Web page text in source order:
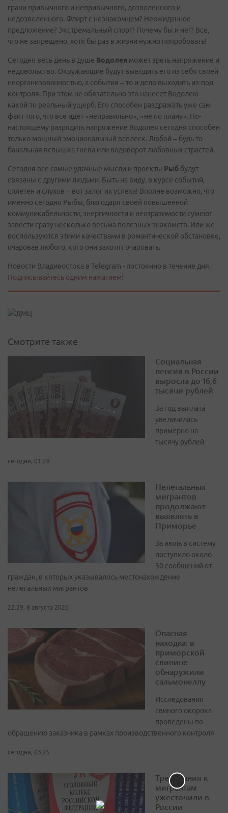
грани привычного и непривычного, дозволенного и
недозволенного. Флирт с незнакомцем? Неожиданное
предложение? Экстремальный спорт? Почему бы и нет? Все,
что не запрещено, хотя бы раз в жизни нужно попробовать!
Сегодня весь день в душе Водолея может зреть напряжение и
недовольство. Окружающие будут выводить его из себя своей
неорганизованностью, а события – то и дело выходить из-под
контроля. При этом не обязательно это нанесет Водолею
какой-то реальный ущерб. Его способен раздражать уже сам
факт того, что все идет «неправильно», «не по плану». По-
настоящему разрядить напряжение Водолея сегодня способен
только мощный эмоциональный всплеск. Любой – будь то
банальная вспышка гнева или водоворот любовных страстей.
Сегодня все самые удачные мысли и проекты Рыб будут
связаны с другими людьми. Быть на виду, в курсе событий,
сплетен и слухов – вот залог их успеха! Вполне возможно, что
именно сегодня Рыбы, благодаря своей повышенной
коммуникабельности, энергичности и неотразимости сумеют
завести сразу несколько весьма полезных знакомств. Или же
воспользуются этими качествами в романтической обстановке,
очаровав любого, кого они захотят очаровать.
Новости Владивостока в Telegram - постоянно в течение дня.
Подписывайтесь одним нажатием!
Смотрите также
Социальная
пенсия в России
выросла до 16,6
тысячи рублей
За год выплата
увеличилась
примерно на
тысячу рублей
сегодня, 01:28
Нелегальных
мигрантов
продолжают
выявлять в
Приморье
За июль в систему
поступило около
30 сообщений от
граждан, в которых указывалось местонахождение
нелегальных мигрантов
22:29, 8 августа 2026
Опасная
находка: в
приморской
свинине
обнаружили
сальмонеллу
Исследования
свиного окорока
проведены по
обращению заказчика в рамках производственного контроля
сегодня, 03:25
Требования к
мигрантам
ужесточили в
России